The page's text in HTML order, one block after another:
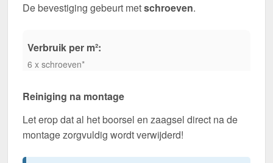
De bevestiging gebeurt metschroeven.
Verbruik per m²:
6 x schroeven*
Reiniging na montage
Let erop dat al het boorsel en zaagsel direct na de
montage zorgvuldig wordt verwijderd!